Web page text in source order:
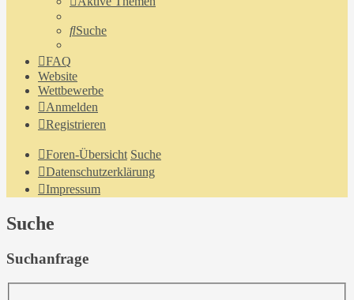
Suche
FAQ
Website
Wettbewerbe
Anmelden
Registrieren
Foren-Übersicht Suche
Datenschutzerklärung
Impressum
Suche
Suchanfrage